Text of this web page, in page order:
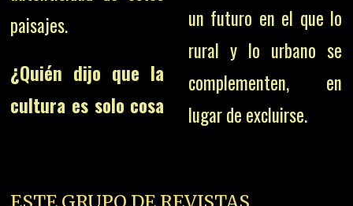
paisajes.
¿Quién dijo que la
cultura es solo cosa
un futuro en el que lo
rural y lo urbano se
complementen, en
lugar de excluirse.